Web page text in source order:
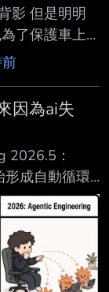
影 但是明明
了保護車上
差了什麼沒
死了
因為ai失
2026.5：
成自動循環
已能指揮其他
ai迭代速度那